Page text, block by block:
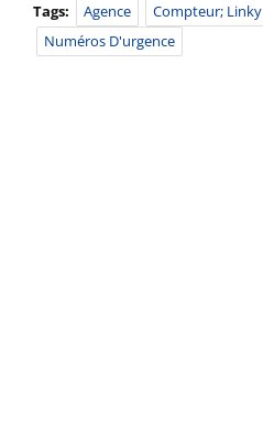
Tags: Agence Compteur; Linky
Numéros D'urgence